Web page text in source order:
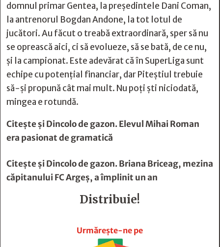
domnul primar Gentea, la președintele Dani Coman,
la antrenorul Bogdan Andone, la tot lotul de
jucători. Au făcut o treabă extraordinară, sper să nu
se oprească aici, ci să evolueze, să se bată, de ce nu,
și la campionat. Este adevărat că în SuperLiga sunt
echipe cu potențial financiar, dar Piteștiul trebuie
să-și propună cât mai mult. Nu poți ști niciodată,
mingea e rotundă.
Citește șiDincolo de gazon. Elevul Mihai Roman
era pasionat de gramatică
Citește șiDincolo de gazon. Briana Briceag, mezina
căpitanului FC Argeş, a împlinit un an
Distribuie!
Urmărește-ne pe